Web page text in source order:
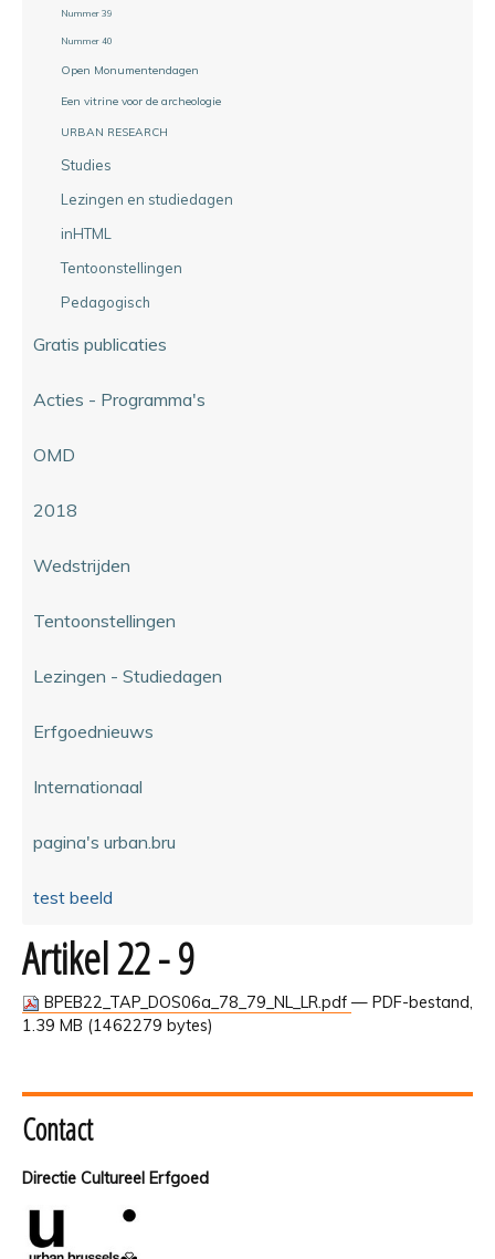
Nummer 39
Nummer 40
Open Monumentendagen
Een vitrine voor de archeologie
URBAN RESEARCH
Studies
Lezingen en studiedagen
inHTML
Tentoonstellingen
Pedagogisch
Gratis publicaties
Acties - Programma's
OMD
2018
Wedstrijden
Tentoonstellingen
Lezingen - Studiedagen
Erfgoednieuws
Internationaal
pagina's urban.bru
test beeld
Artikel 22 - 9
BPEB22_TAP_DOS06a_78_79_NL_LR.pdf — PDF-bestand,
1.39 MB (1462279 bytes)
Contact
Directie Cultureel Erfgoed